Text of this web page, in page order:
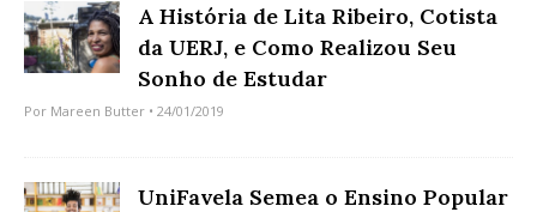
A História de Lita Ribeiro, Cotista
da UERJ, e Como Realizou Seu
Sonho de Estudar
Por Mareen Butter • 24/01/2019
UniFavela Semea o Ensino Popular